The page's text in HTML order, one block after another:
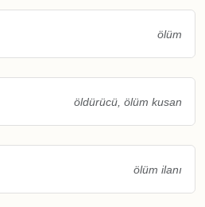
ölüm
öldürücü, ölüm kusan
ölüm ilanı